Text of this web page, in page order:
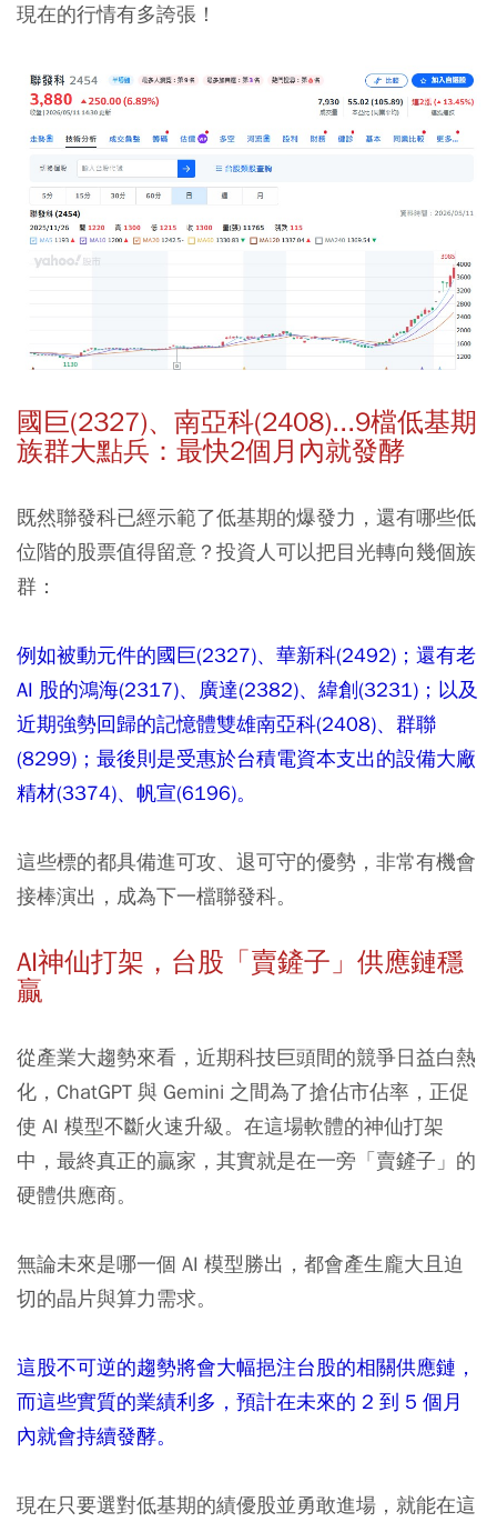
現在的行情有多誇張！
國巨(2327)、南亞科(2408)...9檔低基期
族群大點兵：最快2個月內就發酵
既然聯發科已經示範了低基期的爆發力，還有哪些低
位階的股票值得留意？投資人可以把目光轉向幾個族
群：
例如被動元件的國巨(2327)、華新科(2492)；還有老
AI 股的鴻海(2317)、廣達(2382)、緯創(3231)；以及
近期強勢回歸的記憶體雙雄南亞科(2408)、群聯
(8299)；最後則是受惠於台積電資本支出的設備大廠
精材(3374)、帆宣(6196)。
這些標的都具備進可攻、退可守的優勢，非常有機會
接棒演出，成為下一檔聯發科。
AI神仙打架，台股「賣鏟子」供應鏈穩
贏
從產業大趨勢來看，近期科技巨頭間的競爭日益白熱
化，ChatGPT 與 Gemini 之間為了搶佔市佔率，正促
使 AI 模型不斷火速升級。在這場軟體的神仙打架
中，最終真正的贏家，其實就是在一旁「賣鏟子」的
硬體供應商。
無論未來是哪一個 AI 模型勝出，都會產生龐大且迫
切的晶片與算力需求。
這股不可逆的趨勢將會大幅挹注台股的相關供應鏈，
而這些實質的業績利多，預計在未來的 2 到 5 個月
內就會持續發酵。
現在只要選對低基期的績優股並勇敢進場，就能在這